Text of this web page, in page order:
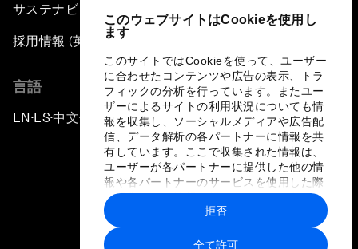
このウェブサイトはCookieを使用し
ます
このサイトではCookieを使って、ユーザー
に合わせたコンテンツや広告の表示、トラ
フィックの分析を行っています。またユー
ザーによるサイトの利用状況についても情
報を収集し、ソーシャルメディアや広告配
信、データ解析の各パートナーに情報を共
有しています。ここで収集された情報は、
ユーザーが各パートナーに提供した他の情
報や各パートナーのサービスを使用した際
に収集された情報と組み合わされ、各パー
トナーによって使用されることがありま
す。
全て許可
拒否
サステナビリティへの取り組み
採用情報 (英語のみ)
言語
EN ▪ES▪中文▪ 日本語
プライバシーポリシーと利用規約